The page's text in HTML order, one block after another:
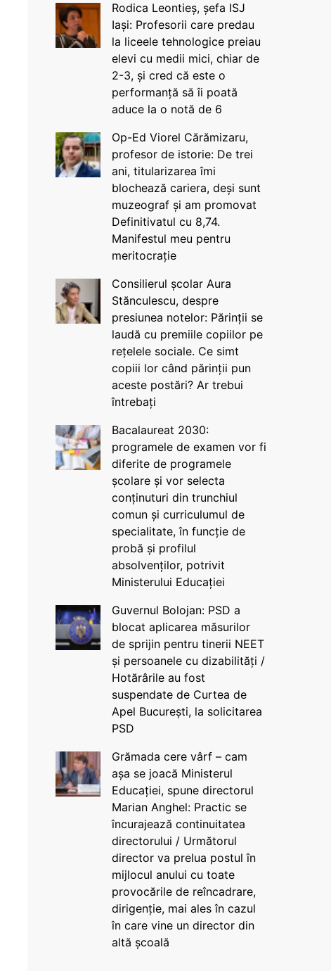
Rodica Leontieș, șefa ISJ
Iași: Profesorii care predau
la liceele tehnologice preiau
elevi cu medii mici, chiar de
2-3, și cred că este o
performanță să îi poată
aduce la o notă de 6
Op-Ed Viorel Cărămizaru,
profesor de istorie: De trei
ani, titularizarea îmi
blochează cariera, deși sunt
muzeograf și am promovat
Definitivatul cu 8,74.
Manifestul meu pentru
meritocrație
Consilierul școlar Aura
Stănculescu, despre
presiunea notelor: Părinții se
laudă cu premiile copiilor pe
rețelele sociale. Ce simt
copiii lor când părinții pun
aceste postări? Ar trebui
întrebați
Bacalaureat 2030:
programele de examen vor fi
diferite de programele
școlare și vor selecta
conținuturi din trunchiul
comun și curriculumul de
specialitate, în funcție de
probă și profilul
absolvenților, potrivit
Ministerului Educației
Guvernul Bolojan: PSD a
blocat aplicarea măsurilor
de sprijin pentru tinerii NEET
și persoanele cu dizabilități /
Hotărârile au fost
suspendate de Curtea de
Apel București, la solicitarea
PSD
Grămada cere vârf – cam
așa se joacă Ministerul
Educației, spune directorul
Marian Anghel: Practic se
încurajează continuitatea
directorului / Următorul
director va prelua postul în
mijlocul anului cu toate
provocările de reîncadrare,
dirigenție, mai ales în cazul
în care vine un director din
altă școală